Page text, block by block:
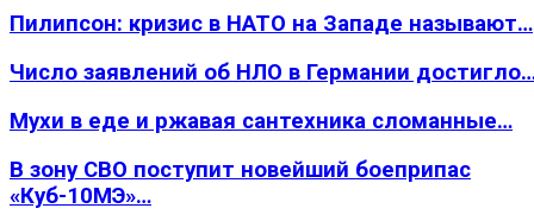
Пилипсон: кризис в НАТО на Западе называют…
Число заявлений об НЛО в Германии
Мухи в еде и ржавая сантехника сломанные…
В зону СВО поступит новейший боеприпас
«Куб-10МЭ»…